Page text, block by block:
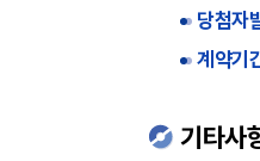
회
당첨자
계약기
기타사